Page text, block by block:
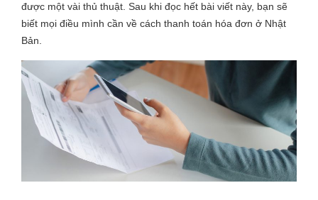
được một vài thủ thuật. Sau khi đọc hết bài viết này, bạn sẽ
biết mọi điều mình cần về cách thanh toán hóa đơn ở Nhật
Bản.